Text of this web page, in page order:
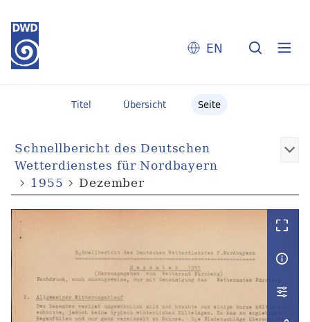
EN
Titel Übersicht Seite
Schnellbericht des Deutschen
Wetterdienstes für Nordbayern
1955
Dezember